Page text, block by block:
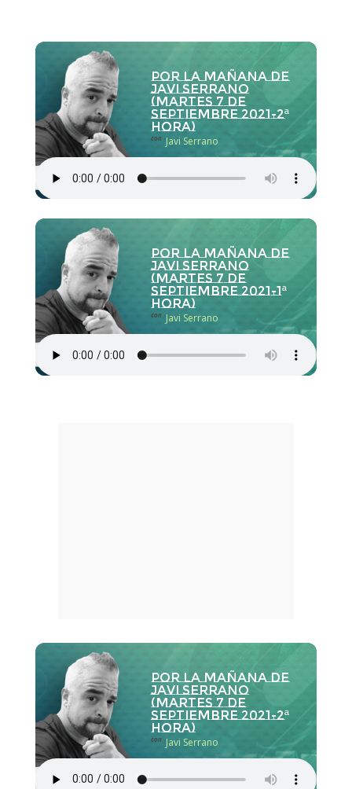
Por la Mañana de
Javi Serrano
(martes 7 de
septiembre 2021-2ª
hora)
con Javi Serrano
Por la Mañana de
Javi Serrano
(martes 7 de
septiembre 2021-1ª
hora)
con Javi Serrano
Por la Mañana de
Javi Serrano
(martes 7 de
septiembre 2021-2ª
hora)
con Javi Serrano